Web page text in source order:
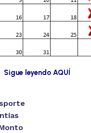
Sigue leyendo AQUÍ